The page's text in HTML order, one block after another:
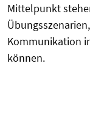
Mittelpunkt
Kommunikation
können.